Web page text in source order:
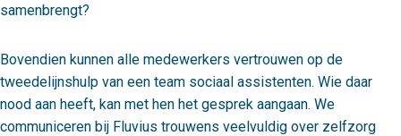
samenbrengt?
Bovendien kunnen alle medewerkers vertrouwen op de
tweedelijnshulp van een team sociaal assistenten. Wie daar
nood aan heeft, kan met hen het gesprek aangaan. We
communiceren bij Fluvius trouwens veelvuldig over zelfzorg